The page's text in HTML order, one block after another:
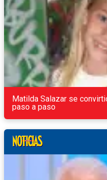
Matilda Salazar se
paso a paso